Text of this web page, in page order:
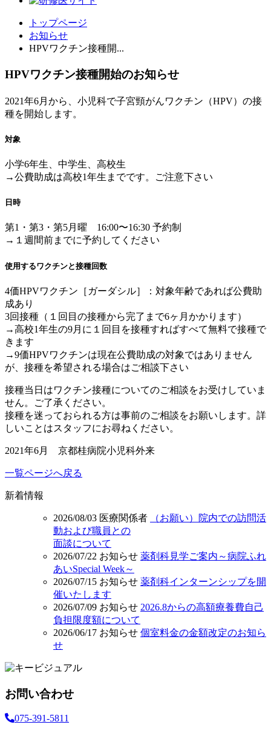
トップページ
お知らせ
HPVワクチン接種開...
HPVワクチン接種開始のお知らせ
2021年6月から、 小児科で子宮頸がんワクチン（HPV） の接
種を開始します。
対象
小学6年生、中学生、高校生
→公費助成は高校1年生までです。ご注意下さい
日時
第1・第3・第5月曜 16:00〜16:30 予約制
→１週間前までに予約してください
使用するワクチンと接種回数
4価HPVワクチン［ガーダシル］：対象年齢であれば公費助
成あり
3回接種（１回目の接種から完了まで6ヶ月かかります）
→高校1年生の9月に１回目を接種すればすべて無料で接種で
きます
→9価HPVワクチンは現在公費助成の対象ではありません
が、接種を希望される場合はご相談下さい
接種当日はワクチン接種についてのご相談をお受けしていま
せん。ご了承ください。
接種を迷っておられる方は事前のご相談をお願いします。詳
しいことはスタッフにお尋ねください。
2021年6月 京都桂病院小児科外来
一覧ページへ戻る
新着情報
2026/08/03 医療関係者
（お願い）院内での訪問活
動および職員との
面談について
2026/07/22 お知らせ 薬剤科見学ご案内～病院ふれ
あいSpecial Week～
2026/07/15 お知らせ 薬剤科インターンシップを開
催いたします
2026/07/09 お知らせ 2026.8からの高額療養費自己
負担限度額について
2026/06/17 お知らせ 個室料金の金額改定のお知ら
せ
お問い合わせ
075-391-5811